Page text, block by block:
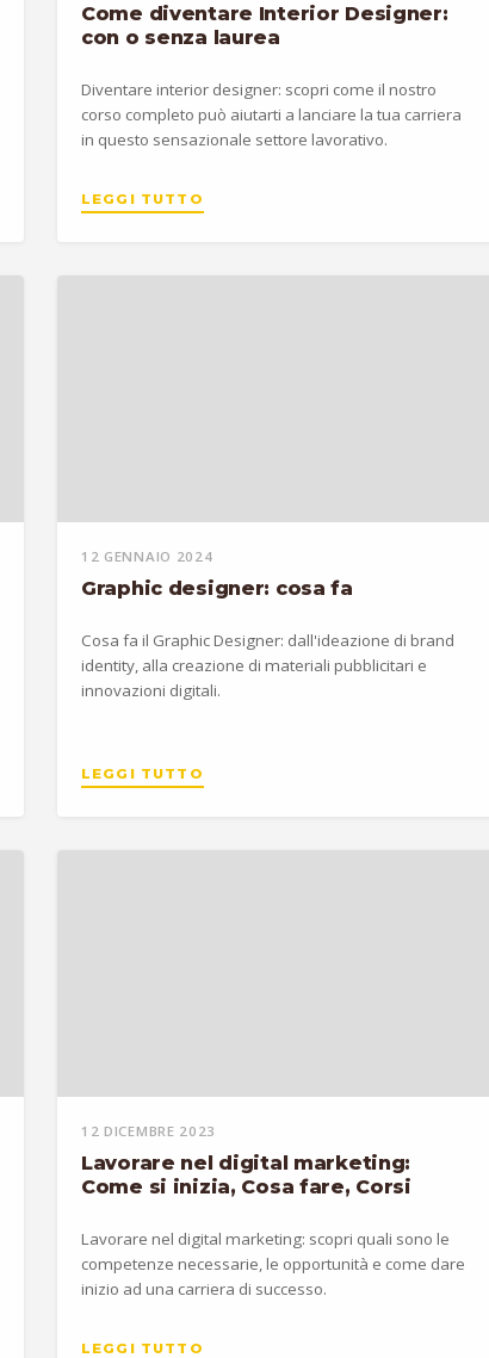
Come diventare Interior Designer:
con o senza laurea
Diventare interior designer: scopri come il nostro
corso completo può aiutarti a lanciare la tua carriera
in questo sensazionale settore lavorativo.
LEGGI TUTTO
12 GENNAIO 2024
Graphic designer: cosa fa
Cosa fa il Graphic Designer: dall'ideazione di brand
identity, alla creazione di materiali pubblicitari e
innovazioni digitali.
LEGGI TUTTO
12 DICEMBRE 2023
Lavorare nel digital marketing:
Come si inizia, Cosa fare, Corsi
Lavorare nel digital marketing: scopri quali sono le
competenze necessarie, le opportunità e come dare
inizio ad una carriera di successo.
LEGGI TUTTO